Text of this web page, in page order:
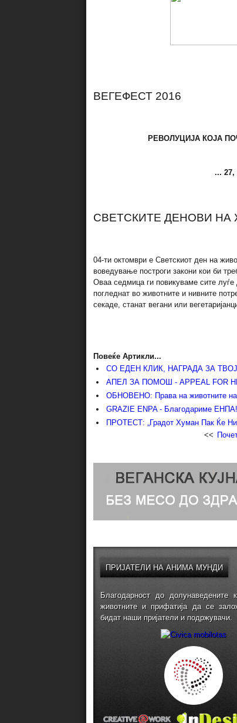
ВЕГЕФЕСТ 2016
РЕВОЛУЦИЈА КОЈА
... 27,
СВЕТСКИТЕ ДЕНOВИ
04-ти октомври е Светскиот ден на
воведување построги закони кои би
Оваа седмица ги повикуваме сите
погледнат во животните и нивните
секаде, станат вегани или
Повеќе Артикли...
СО ЕДЕН КЛИК, НАГРАДА ЗА
АПЕЛ ЗА ПОМОШ - APPEAL FOR
ОБНОВЕНО: Права на животните
GRAZIE ENPA - Благодариме ЕНПА!
ПРОТЕСТ: „Градот Хуман Пак Ќе
<<
ПРИЈАТЕЛИНА АНИМА МУНДИ
Благодарност до долунаведените
животните и прифатија да се
бидат наши пријатели и подржувачи.